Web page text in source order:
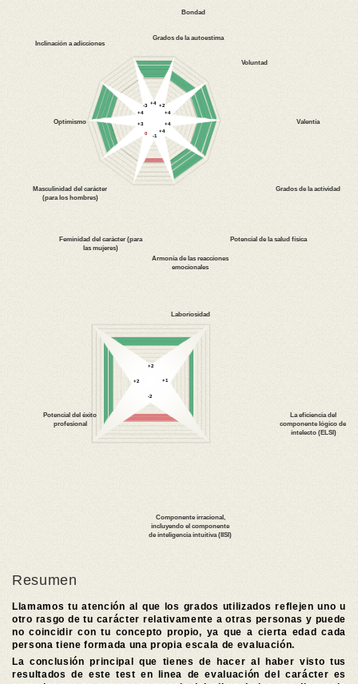
Resumen
Llamamos tu atención al que los grados utilizados reflejen uno u
otro rasgo de tu carácter relativamente a otras personas y puede
no coincidir con tu concepto propio, ya que a cierta edad cada
persona tiene formada una propia escala de evaluación.
La conclusión principal que tienes de hacer al haber visto tus
resultados de este test en linea de evaluación del carácter es